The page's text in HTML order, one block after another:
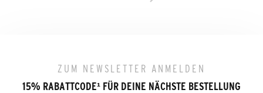
ZUM NEWSLETTER ANMELDEN
15% RABATTCODE¹ FÜR DEINE NÄCHSTE BESTELLUNG